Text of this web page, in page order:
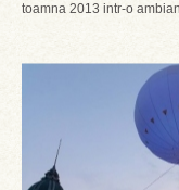
toamna 2013 intr-o